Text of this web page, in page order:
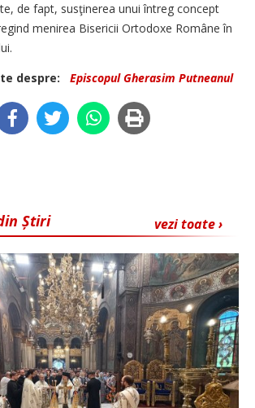
de fapt, susţinerea unui întreg concept
menirea Bisericii Ortodoxe Române în
despre:
Episcopul Gherasim Putneanul
vezi toate ›
Știri